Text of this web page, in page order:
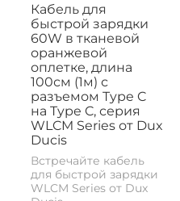
Кабель для
быстрой зарядки
60W в тканевой
оранжевой
оплетке, длина
100см (1м) с
разъемом Type C
на Type C, серия
WLCM Series от Dux
Ducis
Встречайте кабель
для быстрой зарядки
WLCM Series от Dux